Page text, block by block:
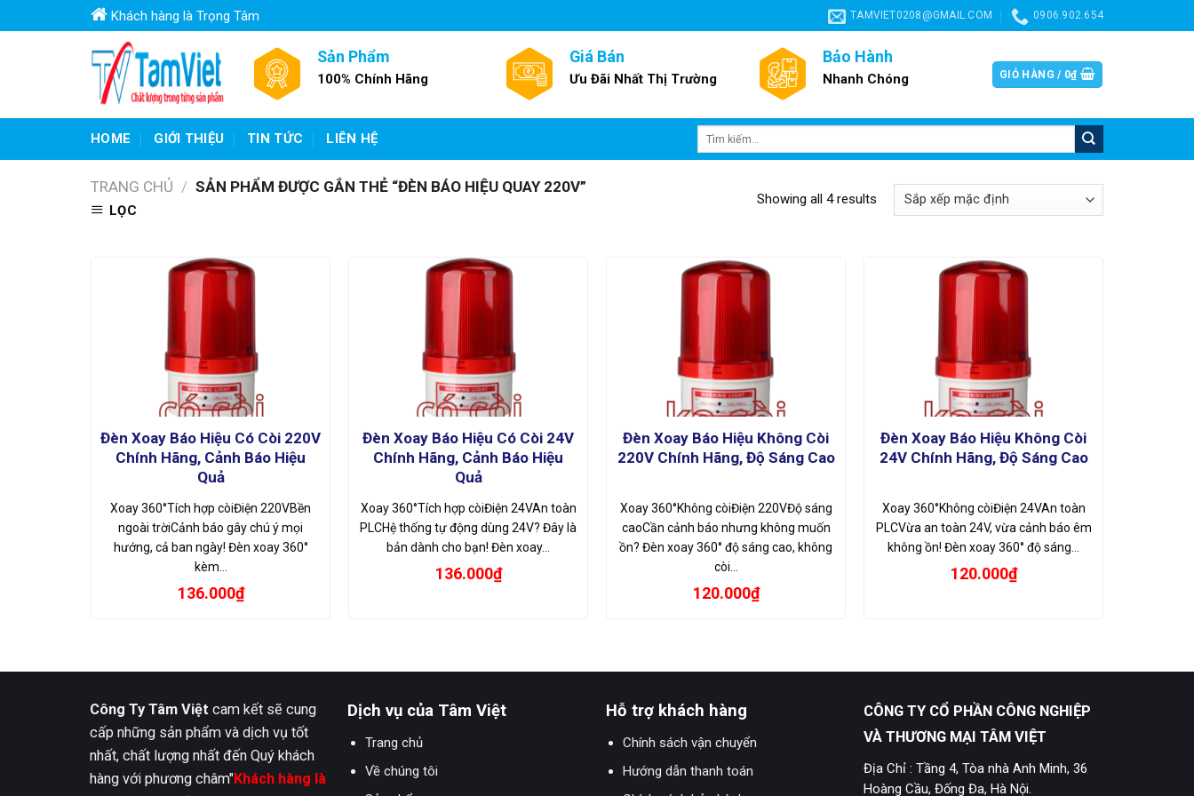
to
Khách hàng là Trọng Tâm TAMVIET0208@GMAIL.COM 0906.902.654
Sản Phẩm
100% Chính Hãng
Giá Bán
Ưu Đãi Nhất Thị Trường
Bảo Hành
Nhanh Chóng GIỎ HÀNG / 0₫
HOME GIỚI THIỆU TIN TỨC LIÊN HỆ
Tìm
TRANG CHỦ / SẢN PHẨM ĐƯỢC GẮN THẺ “ĐÈN BÁO HIỆU QUAY 220V”
LỌC
Showing all 4 results
Đèn Xoay Báo Hiệu Có Còi 220V
Chính Hãng, Cảnh Báo Hiệu
Quả
Xoay 360°Tích hợp còiĐiện 220VBền
ngoài trờiCảnh báo gây chú ý mọi
hướng, cả ban ngày! Đèn xoay 360°
kèm…
136.000₫
Đèn Xoay Báo Hiệu Có Còi 24V
Chính Hãng, Cảnh Báo Hiệu
Quả
Xoay 360°Tích hợp còiĐiện 24VAn toàn
PLCHệ thống tự động dùng 24V? Đây là
bản dành cho bạn! Đèn xoay…
136.000₫
Đèn Xoay Báo Hiệu Không Còi
220V Chính Hãng, Độ Sáng Cao
Xoay 360°Không còiĐiện 220VĐộ sáng
caoCần cảnh báo nhưng không muốn
ồn? Đèn xoay 360° độ sáng cao, không
còi…
120.000₫
Đèn Xoay Báo Hiệu Không Còi
24V Chính Hãng, Độ Sáng Cao
Xoay 360°Không còiĐiện 24VAn toàn
PLCVừa an toàn 24V, vừa cảnh báo êm
không ồn! Đèn xoay 360° độ sáng…
120.000₫
Công Ty Tâm Việt cam kết sẽ cung
cấp những sản phẩm và dịch vụ tốt
nhất, chất lượng nhất đến Quý khách
hàng với phương châm"Khách hàng là
Dịch vụ của Tâm Việt
Trang chủ
Về chúng tôi
Hỗ trợ khách hàng
Chính sách vận chuyển
Hướng dẫn thanh toán
CÔNG TY CỔ PHẦN CÔNG NGHIỆP
VÀ THƯƠNG MẠI TÂM VIỆT
Địa Chỉ : Tầng 4, Tòa nhà Anh Minh, 36
Hoàng Cầu, Đống Đa, Hà Nội.